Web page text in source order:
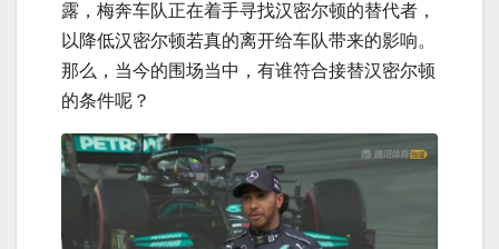
露，梅奔车队正在着手寻找汉密尔顿的替代者，
以降低汉密尔顿若真的离开给车队带来的影响。
那么，当今的围场当中，有谁符合接替汉密尔顿
的条件呢？